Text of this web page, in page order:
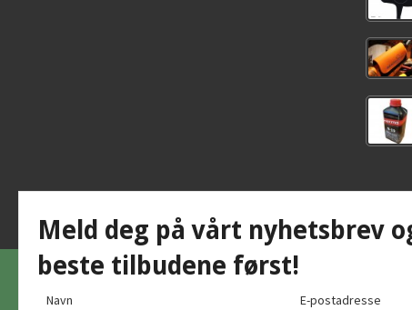
Meld deg på vårt nyhetsbrev
beste tilbudene først!
Navn E-postadresse